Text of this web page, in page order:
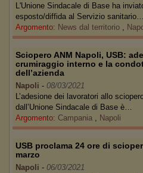
L'Unione Sindacale di Base ha
esposto/diffida al Servizio sanitario…
Argomento: News dal territorio ,
Sciopero ANM Napoli, USB:
crumiraggio interno e la
dell’azienda
Napoli - 08/03/2021
L’adesione dei lavoratori allo
dall’Unione Sindacale di Base è…
Argomento: Campania , Napoli
USB proclama 24 ore di
marzo
Napoli - 06/03/2021